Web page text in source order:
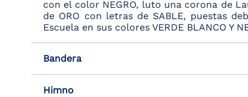
con el color NEGRO, luto una corona de
de ORO con letras de SABLE, puestas
Escuela en sus colores VERDE BLANCO Y
Bandera
Himno